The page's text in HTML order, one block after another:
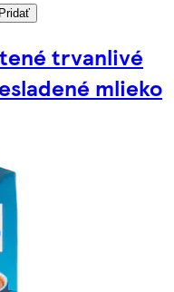
Pridať
trvanlivé
mlieko